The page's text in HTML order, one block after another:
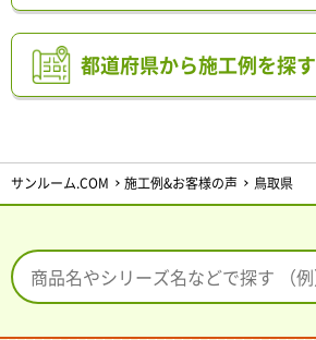
都道府県から施工例を探す
サンルーム.COM 施工例&お客様の声 鳥取県